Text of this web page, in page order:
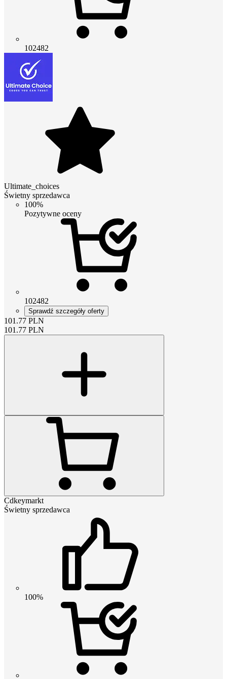
102482
Ultimate_choices
Świetny sprzedawca
100%
Pozytywne oceny
102482
Sprawdź szczegóły oferty
101.77 PLN
101.77 PLN
Cdkeymarkt
Świetny sprzedawca
100%